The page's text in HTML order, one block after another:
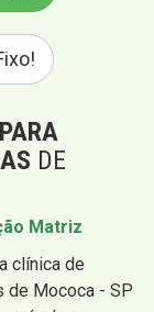
DE
Matriz
clínica de
de Mococa - SP